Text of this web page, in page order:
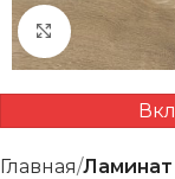
Нажмите,
Главная Ламинат